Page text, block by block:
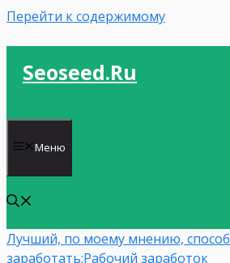
Перейти к содержимому
Seoseed.ru
Меню
Лучший, по моему мнению, способ
заработать:Рабочий заработок